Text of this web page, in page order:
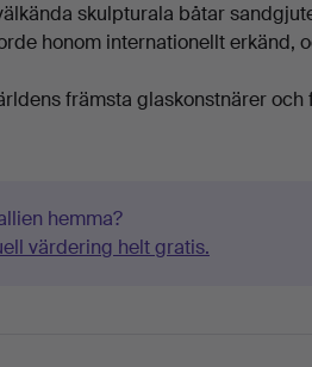
skulpturala båtar
honom internationellt erkänd,
främsta glaskonstnärer
hemma?
värdering helt gratis.